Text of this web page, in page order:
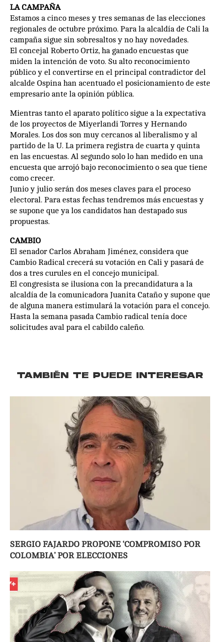
LA CAMPAÑA
Estamos a cinco meses y tres semanas de las elecciones
regionales de octubre próximo. Para la alcaldía de Cali la
campaña sigue sin sobresaltos y no hay novedades.
El concejal Roberto Ortiz, ha ganado encuestas que
miden la intención de voto. Su alto reconocimiento
público y el convertirse en el principal contradictor del
alcalde Ospina han acentuado el posicionamiento de este
empresario ante la opinión pública.
Mientras tanto el aparato político sigue a la expectativa
de los proyectos de Miyerlandi Torres y Hernando
Morales. Los dos son muy cercanos al liberalismo y al
partido de la U. La primera registra de cuarta y quinta
en las encuestas. Al segundo solo lo han medido en una
encuesta que arrojó bajo reconocimiento o sea que tiene
como crecer.
Junio y julio serán dos meses claves para el proceso
electoral. Para estas fechas tendremos más encuestas y
se supone que ya los candidatos han destapado sus
propuestas.
CAMBIO
El senador Carlos Abraham Jiménez, considera que
Cambio Radical crecerá su votación en Cali y pasará de
dos a tres curules en el concejo municipal.
El congresista se ilusiona con la precandidatura a la
alcaldía de la comunicadora Juanita Cataño y supone que
de alguna manera estimulará la votación para el concejo.
Hasta la semana pasada Cambio radical tenía doce
solicitudes aval para el cabildo caleño.
TAMBIÉN TE PUEDE INTERESAR
SERGIO FAJARDO PROPONE ‘COMPROMISO POR
COLOMBIA’ POR ELECCIONES